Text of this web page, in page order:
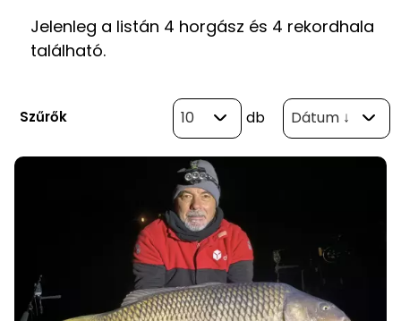
Jelenleg a listán 4 horgász és 4 rekordhala
található.
Szűrők 10 db Dátum ↓